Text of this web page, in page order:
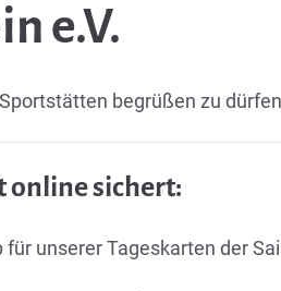
e.V.
begrüßen zu
online sichert:
unserer Tageskarten der